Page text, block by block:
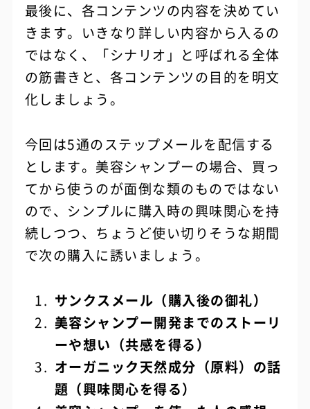
最後に、各コンテンツの内容を決めてい
きます。いきなり詳しい内容から入るの
ではなく、「シナリオ」と呼ばれる全体
の筋書きと、各コンテンツの目的を明文
化しましょう。
今回は5通のステップメールを配信する
とします。美容シャンプーの場合、買っ
てから使うのが面倒な類のものではない
ので、シンプルに購入時の興味関心を持
続しつつ、ちょうど使い切りそうな期間
で次の購入に誘いましょう。
サンクスメール（購入後の御礼）
美容シャンプー開発までのストーリ
ーや想い（共感を得る）
オーガニック天然成分（原料）の話
題（興味関心を得る）